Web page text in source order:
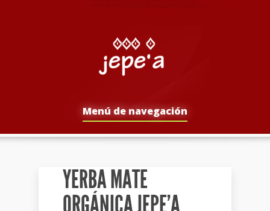
Menú de navegación
YERBA MATE
ORGÁNICA JEPE’A